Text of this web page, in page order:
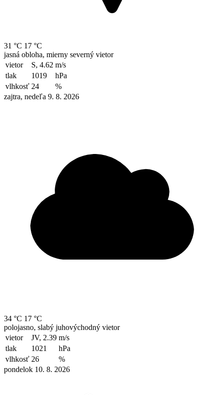
31 °C 17 °C
jasná obloha, mierny severný vietor
vietor
S, 4.62 m/s
tlak
1019
hPa
vlhkosť 24
%
zajtra, nedeľa 9. 8. 2026
34 °C 17 °C
polojasno, slabý juhovýchodný vietor
vietor
JV, 2.39 m/s
tlak
1021
hPa
vlhkosť 26
%
pondelok 10. 8. 2026